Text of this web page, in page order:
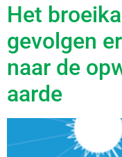
Het
gevolgen
naar de
aarde